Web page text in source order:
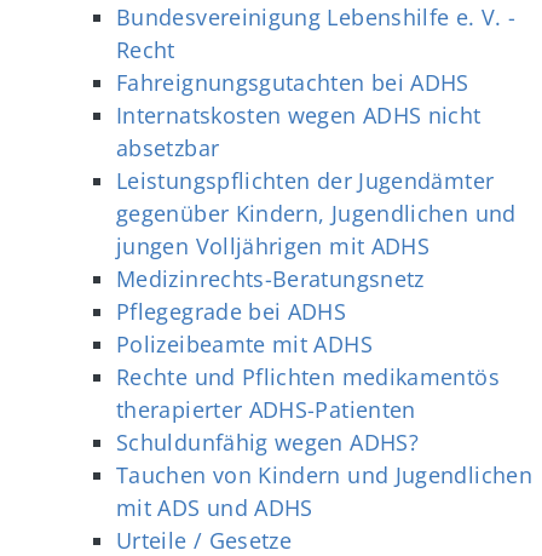
Bundesvereinigung Lebenshilfe e. V. -
Recht
Fahreignungsgutachten bei ADHS
Internatskosten wegen ADHS nicht
absetzbar
Leistungspflichten der Jugendämter
gegenüber Kindern, Jugendlichen und
jungen Volljährigen mit ADHS
Medizinrechts-Beratungsnetz
Pflegegrade bei ADHS
Polizeibeamte mit ADHS
Rechte und Pflichten medikamentös
therapierter ADHS-Patienten
Schuldunfähig wegen ADHS?
Tauchen von Kindern und Jugendlichen
mit ADS und ADHS
Urteile / Gesetze